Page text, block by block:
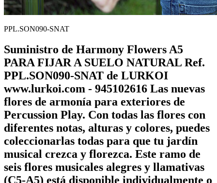
PPL.SON090-SNAT
Suministro de Harmony Flowers A5
PARA FIJAR A SUELO NATURAL Ref.
PPL.SON090-SNAT de LURKOI
www.lurkoi.com - 945102616 Las nuevas
flores de armonía para exteriores de
Percussion Play. Con todas las flores con
diferentes notas, alturas y colores, puedes
coleccionarlas todas para que tu jardín
musical crezca y florezca. Este ramo de
seis flores musicales alegres y llamativas
(C5-A5) está disponible individualmente o